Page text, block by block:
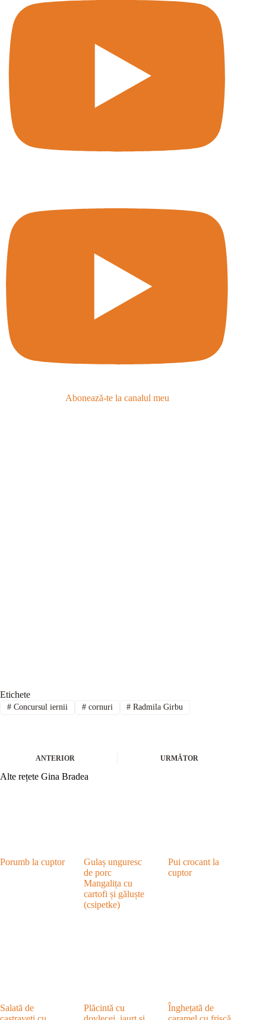
Abonează-te la canalul meu
Etichete
#Concursul iernii #cornuri # Radmila Girbu
ANTERIOR URMĂTOR
Alte rețete Gina Bradea
Porumb la cuptor
Gulaș unguresc
de porc
Mangalița cu
cartofi și găluște
(csipetke)
Pui crocant la
cuptor
Salată de
Plăcintă cu
Înghețată de